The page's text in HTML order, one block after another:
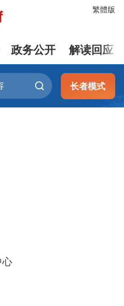
繁體版
政务公开 解读回应
长者模式
心